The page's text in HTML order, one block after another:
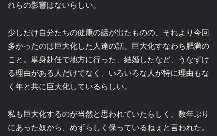
れらの影響はないらしい。
少しだけ自分たちの健康の話が出たものの、それより今回
多かったのは巨大化した人達の話。巨大化すなわち肥満の
こと。単身赴任で地方に行った、結婚したなど、うなずけ
る理由がある人だけでなく、いろいろな人が特に理由もな
く年と共に巨大化しているらしい。
私も巨大化するのが当然と思われていたらしく、数年ぶり
にあった奴から、めずらしく保っているねぇと言われた。